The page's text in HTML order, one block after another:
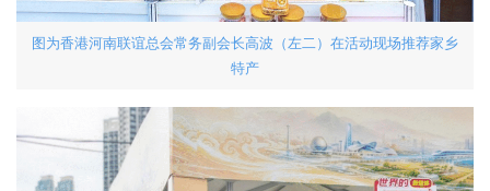
图为香港河南联谊总会常务副会长高波（左二）在活动现场推荐家乡
特产